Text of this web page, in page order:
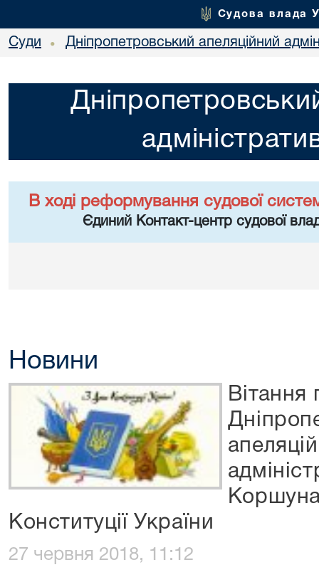
Судова влада
Суди • Дніпропетровський апеляційний
В ході реформування судової
Єдиний Контакт-центр судової
Новини
Вітання
Конституції України
27 червня 2018, 11:12